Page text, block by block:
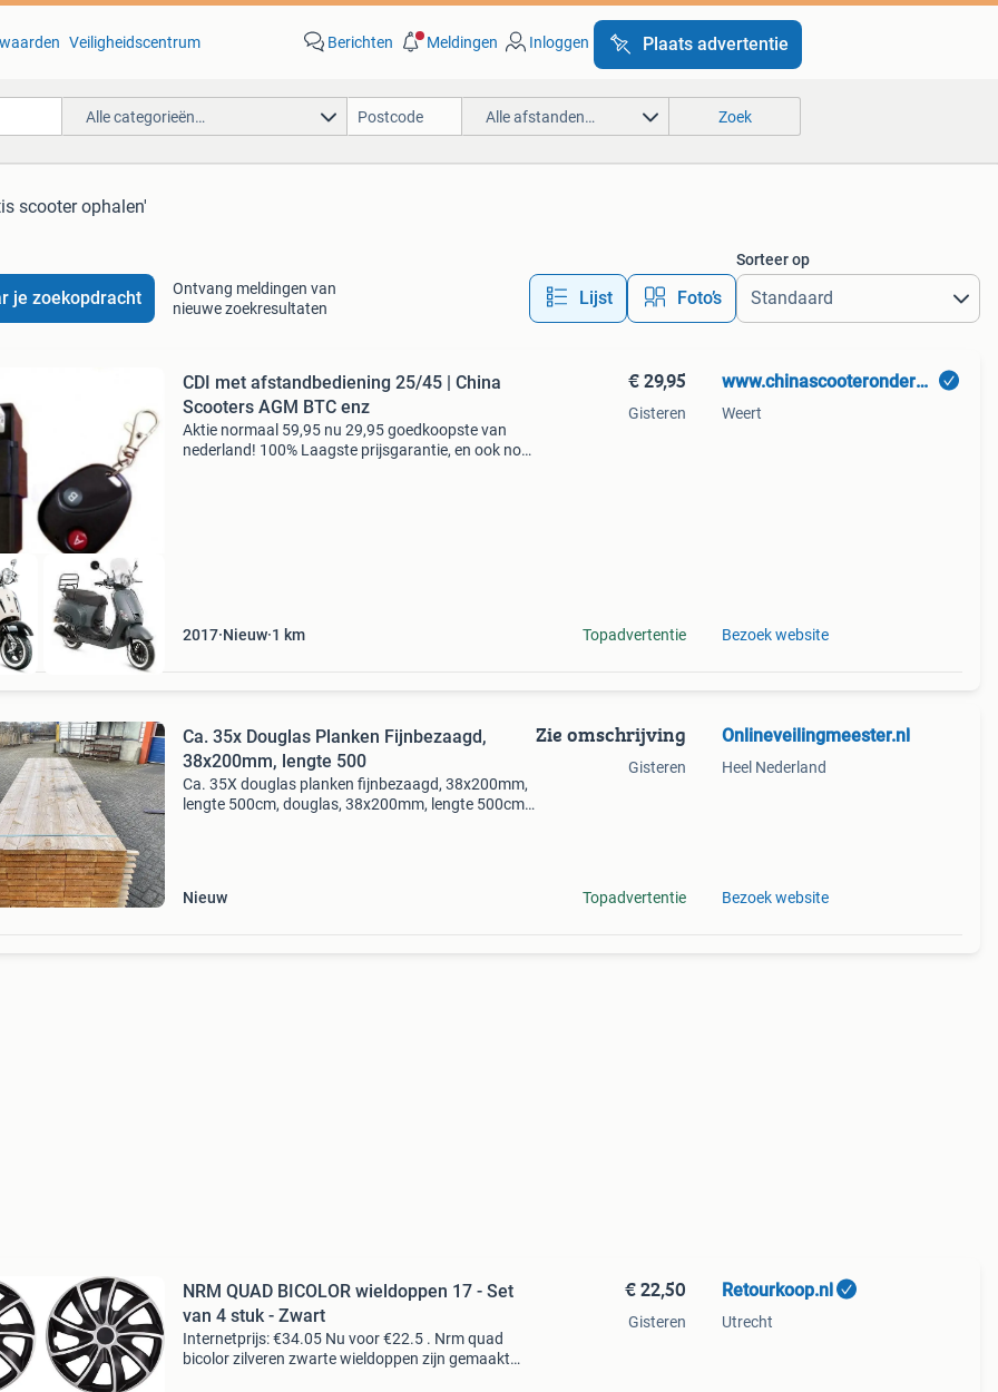
Veiligheidscentrum Berichten Meldingen Inloggen Plaats advertentie
Alle categorieën… Alle afstanden… Zoek
scooter ophalen'
je zoekopdracht
Ontvang meldingen van
nieuwe zoekresultaten
Lijst Foto’s
Sorteer op
CDI met afstandbediening 25/45 | China
Scooters AGM BTC enz
Aktie normaal 59,95 nu 29,95 goedkoopste van
nederland! 100% Laagste prijsgarantie, en ook nog
2017 Nieuw 1 km
€ 29,95
Gisteren
Topadvertentie
www.chinascooteronderdelen.nl
Weert
Bezoek website
Ca. 35x Douglas Planken Fijnbezaagd,
38x200mm, lengte 500
Ca. 35X douglas planken fijnbezaagd, 38x200mm,
lengte 500cm, douglas, 38x200mm, lengte 500cm,
Nieuw
Zie omschrijving
Gisteren
Topadvertentie
Onlineveilingmeester.nl
Heel Nederland
Bezoek website
NRM QUAD BICOLOR wieldoppen 17 - Set
van 4 stuk - Zwart
Internetprijs: €34.05 Nu voor €22.5 . Nrm quad
bicolor zilveren zwarte wieldoppen zijn gemaakt
€ 22,50
Gisteren
Retourkoop.nl
Utrecht